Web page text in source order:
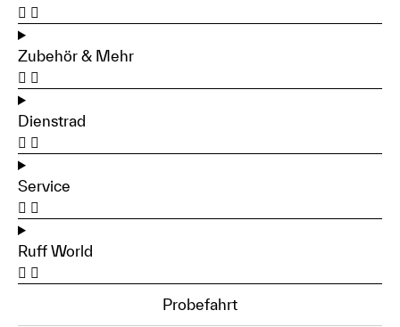
Zubehör & Mehr
Dienstrad
Service
Ruff World
Probefahrt